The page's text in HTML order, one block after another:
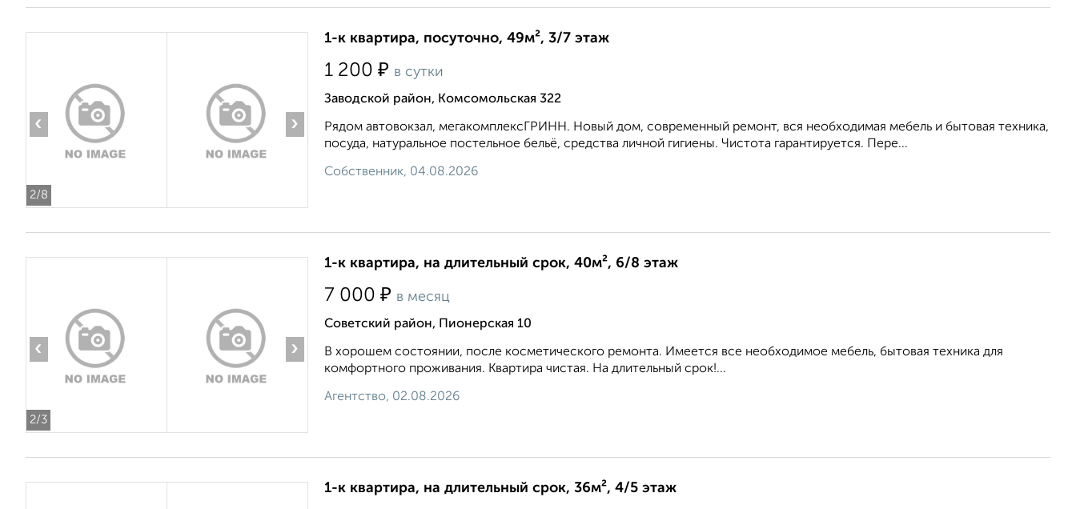
2/8
‹ ›
1-к квартира, посуточно, 49м², 3/7 этаж
1 200 ₽ в сутки
Заводской район, Комсомольская 322
Рядом автовокзал, мегакомплексГРИНН. Новый дом, современный ремонт, вся необходимая мебель и бытовая техника,
посуда, натуральное постельное бельё, средства личной гигиены. Чистота гарантируется. Пере...
Собственник, 04.08.2026
2/3
‹ ›
1-к квартира, на длительный срок, 40м², 6/8 этаж
7 000 ₽ в месяц
Советский район, Пионерская 10
В хорошем состоянии, после косметического ремонта. Имеется все необходимое мебель, бытовая техника для
комфортного проживания. Квартира чистая. На длительный срок!...
Агентство, 02.08.2026
1-к квартира, на длительный срок, 36м², 4/5 этаж